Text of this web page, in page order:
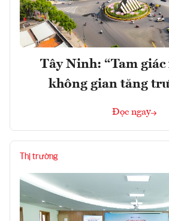
Tây Ninh: “Tam giác
không gian tăng
Đọc ngay
Thị trường